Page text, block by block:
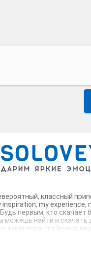
классный
my experience,
первым, кто
можешь найти и
experience, my legacy,
которые зацепят